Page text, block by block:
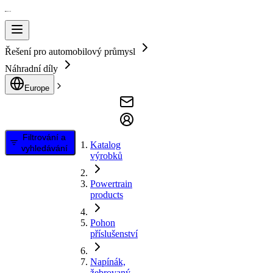
Řešení pro automobilový průmysl
Náhradní díly
Europe
Filtrování a
vyhledávání
Katalog
výrobků
Powertrain
products
Pohon
příslušenství
Napínák,